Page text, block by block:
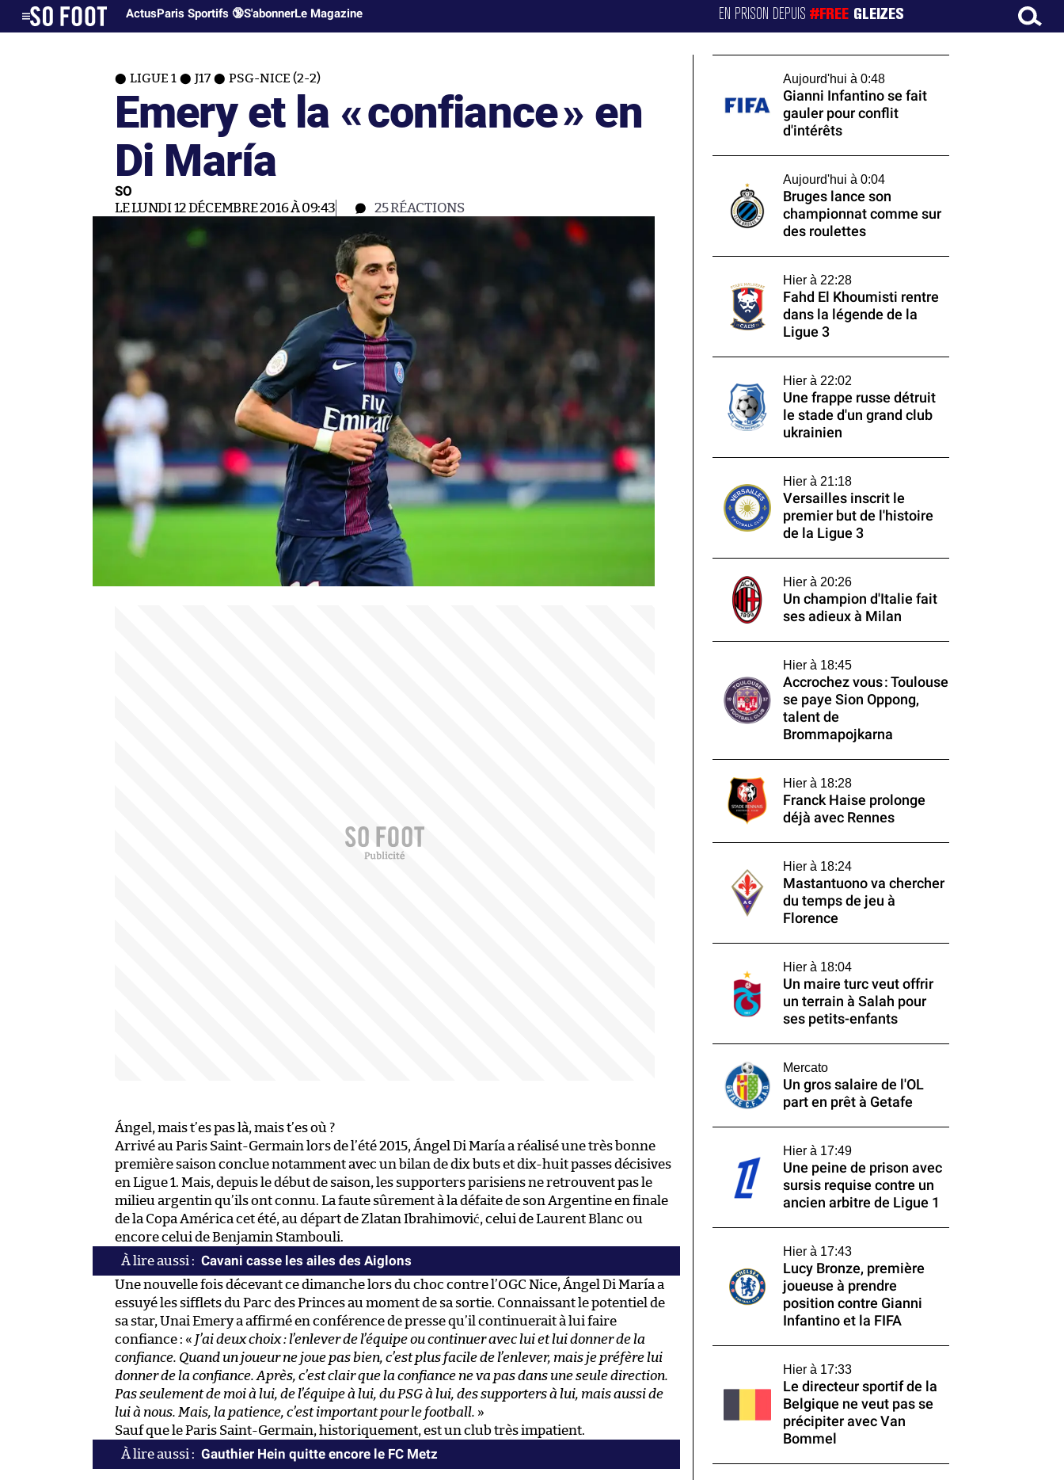
ActusParis Sportifs 🔞S'abonnerLe Magazine EN PRISON DEPUIS#FREE GLEIZES
LIGUE 1 J17 PSG-NICE (2-2)
Emery et la «confiance» en
Di María
SO
LE LUNDI 12 DÉCEMBRE 2016 À 09:43 25RÉACTIONS
Ángel, mais t’es pas là, mais t’es où ?
Arrivé au Paris Saint-Germain lors de l’été 2015, Ángel Di María a réalisé une très bonne
première saison conclue notamment avec un bilan de dix buts et dix-huit passes décisives
en Ligue 1. Mais, depuis le début de saison, les supporters parisiens ne retrouvent pas le
milieu argentin qu’ils ont connu. La faute sûrement à la défaite de son Argentine en finale
de la Copa América cet été, au départ de Zlatan Ibrahimović, celui de Laurent Blanc ou
encore celui de Benjamin Stambouli.
Cavani casse les ailes des Aiglons
Une nouvelle fois décevant ce dimanche lors du choc contre l’OGC Nice, Ángel Di María a
essuyé les sifflets du Parc des Princes au moment de sa sortie. Connaissant le potentiel de
sa star, Unai Emery a affirmé en conférence de presse qu’il continuerait à lui faire
confiance : « J’ai deux choix : l’enlever de l’équipe ou continuer avec lui et lui donner de la
confiance. Quand un joueur ne joue pas bien, c’est plus facile de l’enlever, mais je préfère lui
donner de la confiance. Après, c’est clair que la confiance ne va pas dans une seule direction.
Pas seulement de moi à lui, de l’équipe à lui, du PSG à lui, des supporters à lui, mais aussi de
lui à nous. Mais, la patience, c’est important pour le football. »
Sauf que le Paris Saint-Germain, historiquement, est un club très impatient.
Gauthier Hein quitte encore le FC Metz
Aujourd'hui à 0:48
Gianni Infantino se fait
gauler pour conflit
d'intérêts
Aujourd'hui à 0:04
Bruges lance son
championnat comme sur
des roulettes
Hier à 22:28
Fahd El Khoumisti rentre
dans la légende de la
Ligue 3
Hier à 22:02
Une frappe russe détruit
le stade d'un grand club
ukrainien
Hier à 21:18
Versailles inscrit le
premier but de l'histoire
de la Ligue 3
Hier à 20:26
Un champion d'Italie fait
ses adieux à Milan
Hier à 18:45
Accrochez vous : Toulouse
se paye Sion Oppong,
talent de
Brommapojkarna
Hier à 18:28
Franck Haise prolonge
déjà avec Rennes
Hier à 18:24
Mastantuono va chercher
du temps de jeu à
Florence
Hier à 18:04
Un maire turc veut offrir
un terrain à Salah pour
ses petits-enfants
Mercato
Un gros salaire de l'OL
part en prêt à Getafe
Hier à 17:49
Une peine de prison avec
sursis requise contre un
ancien arbitre de Ligue 1
Hier à 17:43
Lucy Bronze, première
joueuse à prendre
position contre Gianni
Infantino et la FIFA
Hier à 17:33
Le directeur sportif de la
Belgique ne veut pas se
précipiter avec Van
Bommel